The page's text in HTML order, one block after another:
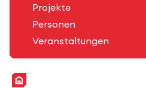
Projekte
Personen
Veranstaltungen
Startseite